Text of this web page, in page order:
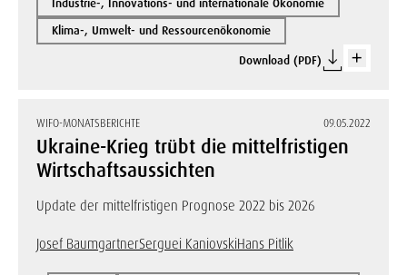
Industrie-, Innovations- und internationale Ökonomie
Klima-, Umwelt- und Ressourcenökonomie
Download (PDF)
WIFO-MONATSBERICHTE 09.05.2022
Ukraine-Krieg trübt die mittelfristigen
Wirtschaftsaussichten
Update der mittelfristigen Prognose 2022 bis 2026
Josef BaumgartnerSerguei KaniovskiHans Pitlik